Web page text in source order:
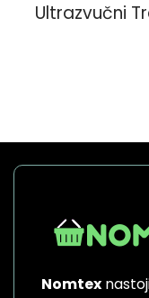
Ultrazvučni
Nomtex